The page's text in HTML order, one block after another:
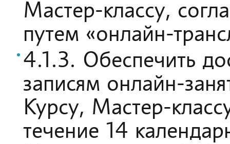
Мастер-классу,
путем «онлайн-
4.1.3. Обеспечить
записям онлайн-
Курсу, Мастер-
течение 14